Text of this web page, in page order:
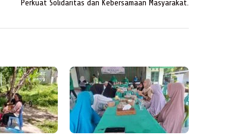
Perkuat Solidaritas dan Kebersamaan Masyarakat.